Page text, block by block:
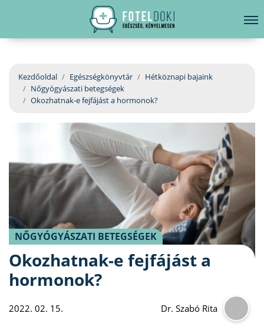
EGÉSZSÉGKÖNYVTÁR
BETEGSÉGKALAUZ
ÜGYELETKERESŐ
ORVOS VÁLASZOL
ORVOSKERESŐ
hirdetés
Kezdőoldal Egészségkönyvtár
Hétköznapi bajaink
Nőgyógyászati betegségek
Okozhatnak-e fejfájást a hormonok?
NŐGYÓGYÁSZATI BETEGSÉGEK
Okozhatnak-e fejfájást a
hormonok?
2022. 02. 15. Dr. Szabó Rita